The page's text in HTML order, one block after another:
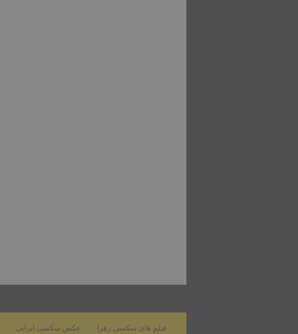
عکس سکسی ایرانی فیلم های سکسی زهرا